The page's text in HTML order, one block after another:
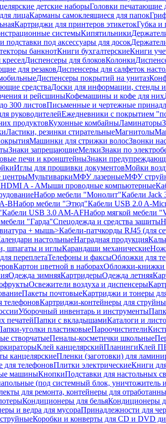
детские наборыГоловки печатающие
лицаКарманы самоклеящиеся для папок
Картриджи для принтеров этикетокГубка и
системыКипятильники
подставки под аксессуары для досок
банкнотКниги бухгалтерскиеКниги
креселДиспенсеры для блоковКолонки
для резаковДиспенсеры для салфеток
Диспенсеры покрытий на унитаз
средстваДоски для информации, стенды
и рейсшиныКофемашины и кофе для них
300 листовПисьменные и чертежные
руководителейЕжедневники с покрытием
продуктовКухонные комбайныЛаминаторы
Ластики, резинки стирательныеМагнитолы
Машинки для стрижки волосЗвонки
Знаки запрещающиеМелкиЗнаки по
печи и кронштейныЗнаки
Иглы для прошивки документовМойки
центрыМультиваркиМФУ лазерныеМФУ
A - AМыши проводные компьютерные
Набор мебели "Монолит"Кабели Jack
BНабор мебели "Этюд"Кабели USB 2.0 A-
Кабели USB 3.0 AM-AFНабор мягкой мебели
"Гарда"Спецодежда и средства защиты
+ мышь>Кабели-патчкорды RJ45 (для
настольныеНаградная продукция
шпагаты и иглыКарандаши механические
переплетаТелефоны и факсыОбложки для
Картон цветной в наборахОбложки-книжки
Одежда зимняяКартридерыОдежда летняя
Освежители воздуха и диспенсеры
Пакеты почтовыеКартриджи и тонеры
телефоновКартриджи-контейнеры для
Уборочный инвентарь и инструменты
печатейПапки с вкладышамиКаталоги и
уголки пластиковыеПароочистители
створчатыеПеналы-косметички школьные
Клей канцелярскийПланингиКлей
канцелярскиеПленки (заготовки) для
телефоновПлитки электрическиеКниги
машиныКнопкиПодставки для настольных
(под системный блок, уничтожитель
для ремонта, контейнеры для
Кондиционеры для бельяКондиционеры
и ведра для мусораПринадлежности для
Коробки и конверты для CD и DVD